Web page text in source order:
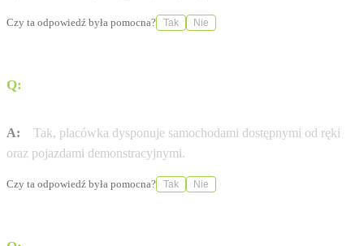
Czy ta odpowiedź była pomocna? Tak Nie
Q:
A:
Tak, placówka dysponuje samochodami dostępnymi od ręki
oraz pojazdami demonstracyjnymi.
Czy ta odpowiedź była pomocna? Tak Nie